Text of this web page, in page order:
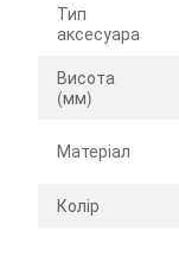
Тип
аксесуара
Висота
(мм)
Матеріал
Колір